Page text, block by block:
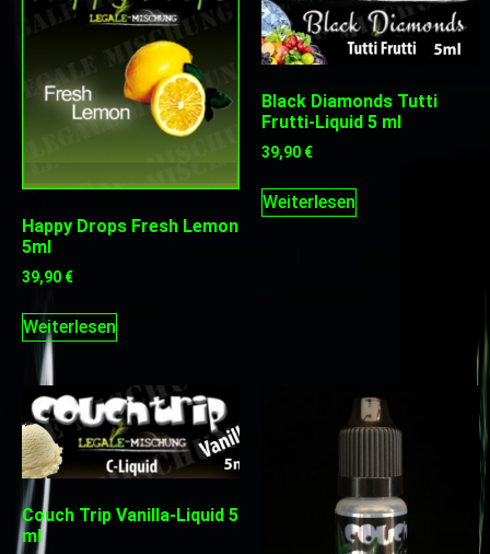
Happy Drops Fresh Lemon
5ml
39,90 €
Weiterlesen
Black Diamonds Tutti
Frutti-Liquid 5 ml
39,90 €
Weiterlesen
Couch Trip Vanilla-Liquid 5
ml